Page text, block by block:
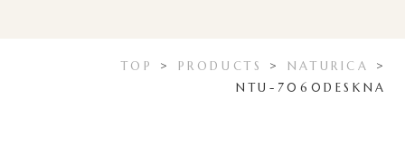
TOP > PRODUCTS > NATURICA
>
NTU-7060DESKNA